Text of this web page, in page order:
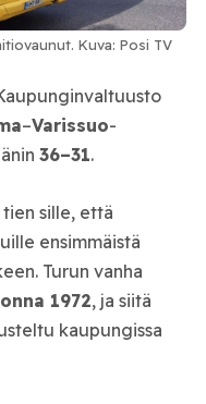
Kuva: Posi TV
–Varissuo-
36–31.
tien sille, että
ensimmäistä
Turun vanha
1972, ja siitä
kaupungissa